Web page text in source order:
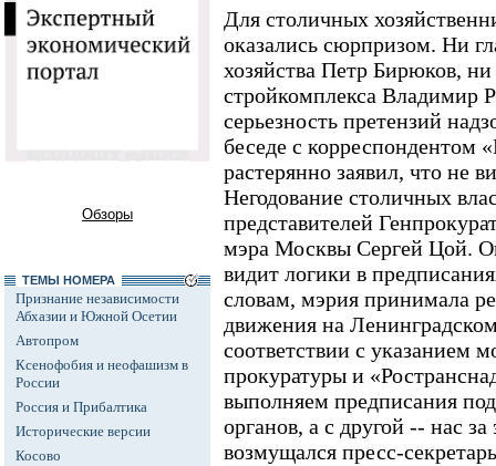
Обзоры
ТЕМЫ НОМЕРА
Признание независимости
Абхазии и Южной Осетии
Автопром
Ксенофобия и неофашизм в
России
Россия и Прибалтика
Исторические версии
Косово
Для столичных
оказались сюрпризом. Ни
хозяйства Петр Бирюков,
стройкомплекса Владимир
серьезность претензий
беседе с корреспондентом
растерянно заявил, что не
Негодование столичных
представителей
мэра Москвы Сергей Цой.
видит логики в
словам, мэрия принимала
движения на
соответствии с указанием
прокуратуры и
выполняем предписания
органов, а с другой -- нас
возмущался пресс-